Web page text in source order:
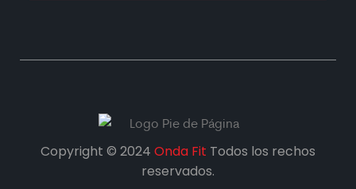
Copyright © 2024 Onda Fit Todos los rechos
reservados.